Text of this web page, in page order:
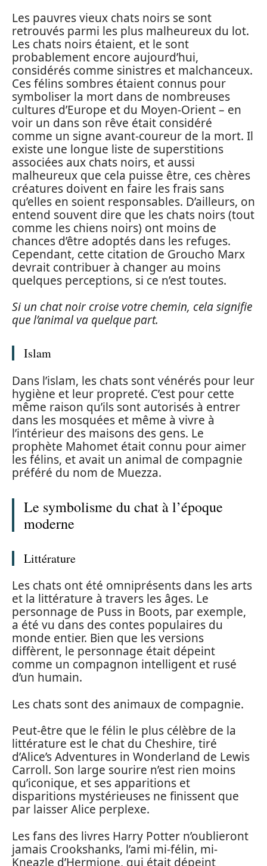
Les pauvres vieux chats noirs se sont
retrouvés parmi les plus malheureux du lot.
Les chats noirs étaient, et le sont
probablement encore aujourd’hui,
considérés comme sinistres et malchanceux.
Ces félins sombres étaient connus pour
symboliser la mort dans de nombreuses
cultures d’Europe et du Moyen-Orient – en
voir un dans son rêve était considéré
comme un signe avant-coureur de la mort. Il
existe une longue liste de superstitions
associées aux chats noirs, et aussi
malheureux que cela puisse être, ces chères
créatures doivent en faire les frais sans
qu’elles en soient responsables. D’ailleurs, on
entend souvent dire que les chats noirs (tout
comme les chiens noirs) ont moins de
chances d’être adoptés dans les refuges.
Cependant, cette citation de Groucho Marx
devrait contribuer à changer au moins
quelques perceptions, si ce n’est toutes.
Si un chat noir croise votre chemin, cela signifie
que l’animal va quelque part.
Islam
Dans l’islam, les chats sont vénérés pour leur
hygiène et leur propreté. C’est pour cette
même raison qu’ils sont autorisés à entrer
dans les mosquées et même à vivre à
l’intérieur des maisons des gens. Le
prophète Mahomet était connu pour aimer
les félins, et avait un animal de compagnie
préféré du nom de Muezza.
Le symbolisme du chat à l’époque
moderne
Littérature
Les chats ont été omniprésents dans les arts
et la littérature à travers les âges. Le
personnage de Puss in Boots, par exemple,
a été vu dans des contes populaires du
monde entier. Bien que les versions
diffèrent, le personnage était dépeint
comme un compagnon intelligent et rusé
d’un humain.
Les chats sont des animaux de compagnie.
Peut-être que le félin le plus célèbre de la
littérature est le chat du Cheshire, tiré
d’Alice’s Adventures in Wonderland de Lewis
Carroll. Son large sourire n’est rien moins
qu’iconique, et ses apparitions et
disparitions mystérieuses ne finissent que
par laisser Alice perplexe.
Les fans des livres Harry Potter n’oublieront
jamais Crookshanks, l’ami mi-félin, mi-
Kneazle d’Hermione, qui était dépeint